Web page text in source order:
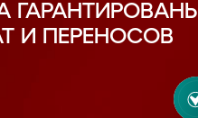
ГАРАНТИРОВАНЫ
И ПЕРЕНОСОВ